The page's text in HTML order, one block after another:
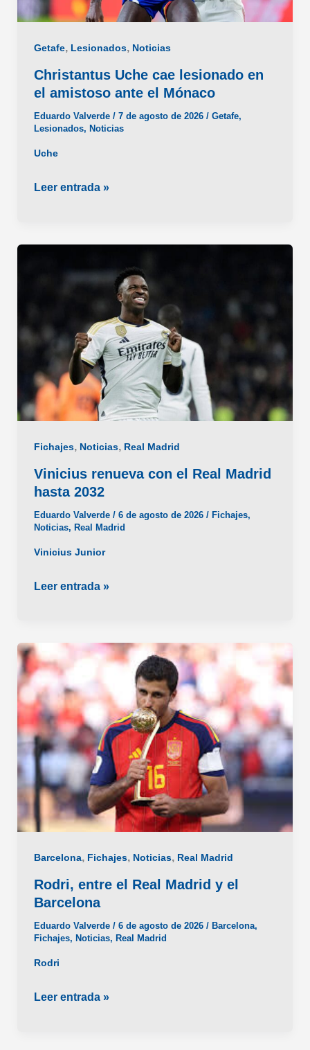
Getafe, Lesionados, Noticias
Christantus Uche cae lesionado en
el amistoso ante el Mónaco
Eduardo Valverde / 7 de agosto de 2026 / Getafe,
Lesionados, Noticias
Uche
Christantus
el
Mónaco
Leer entrada »
Fichajes, Noticias, Real Madrid
Vinicius renueva con el Real Madrid
hasta 2032
Eduardo Valverde / 6 de agosto de 2026 / Fichajes,
Noticias, Real Madrid
Vinicius Junior
Vinicius
Real
Madrid
hasta
2032
Leer entrada »
Barcelona, Fichajes, Noticias, Real Madrid
Rodri, entre el Real Madrid y el
Barcelona
Eduardo Valverde / 6 de agosto de 2026 / Barcelona,
Fichajes, Noticias, Real Madrid
Rodri
Rodri,
Leer entrada »